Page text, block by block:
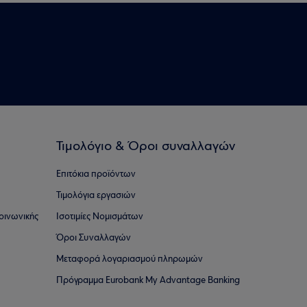
Τιμολόγιο & Όροι συναλλαγών
Επιτόκια προϊόντων
Τιμολόγια εργασιών
Ισοτιμίες Νομισμάτων
Όροι Συναλλαγών
Μεταφορά λογαριασμού πληρωμών
Πρόγραμμα Eurobank My Advantage Banking